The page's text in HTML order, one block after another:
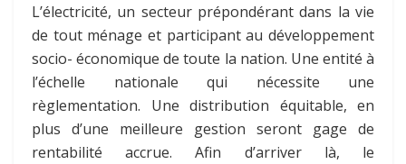
L’électricité, un secteur prépondérant dans la vie
de tout ménage et participant au développement
socio- économique de toute la nation. Une entité à
l’échelle nationale qui nécessite une
règlementation. Une distribution équitable, en
plus d’une meilleure gestion seront gage de
rentabilité accrue. Afin d’arriver là, le